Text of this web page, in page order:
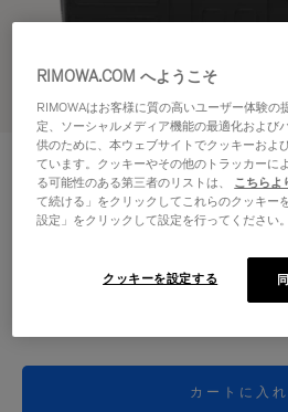
GROOVE - レザー
クロスボディバッグ スモール
カートに入
RIMOWA.COM へようこそ
RIMOWAはお客様に質の高いユーザー体験
定、ソーシャルメディア機能の最適化および
供のために、本ウェブサイトでクッキーおよ
ています。クッキーやその他のトラッカーに
る可能性のある第三者のリストは、 こちらよ
て続ける」をクリックしてこれらのクッキー
設定」をクリックして設定を行ってください。
クッキーを設定する